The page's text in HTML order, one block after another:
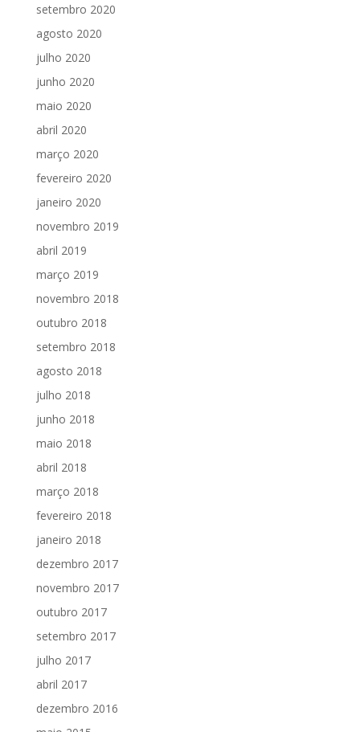
setembro 2020
agosto 2020
julho 2020
junho 2020
maio 2020
abril 2020
março 2020
fevereiro 2020
janeiro 2020
novembro 2019
abril 2019
março 2019
novembro 2018
outubro 2018
setembro 2018
agosto 2018
julho 2018
junho 2018
maio 2018
abril 2018
março 2018
fevereiro 2018
janeiro 2018
dezembro 2017
novembro 2017
outubro 2017
setembro 2017
julho 2017
abril 2017
dezembro 2016